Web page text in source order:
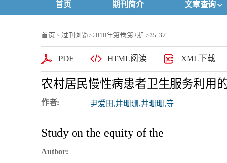
首页 期刊简介 文章查询
高级查询
下载排名
首页 > 过刊浏览>2010年第卷第2期 >35-37
PDF HTML阅读 XML下载
农村居民慢性病患者卫生服务利用
作者: 尹爱田,井珊珊,井珊珊,等
Study on the equity of the
Author: